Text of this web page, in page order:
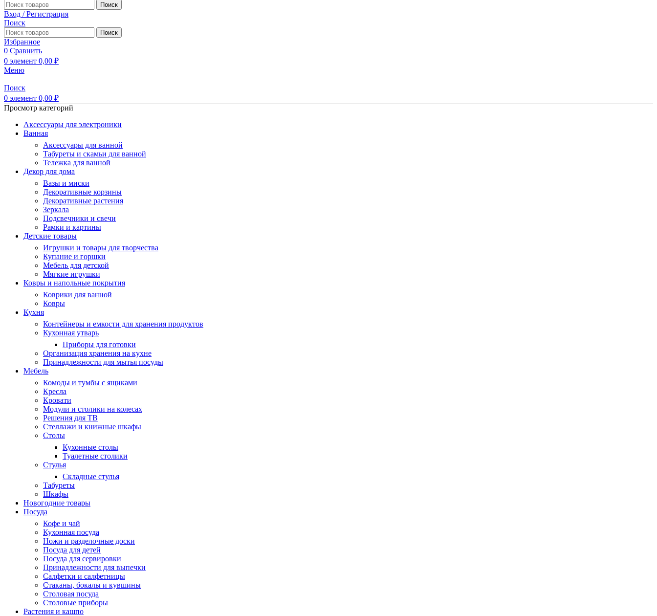
Поиск
Вход / Регистрация
Поиск
Поиск
Избранное
0 Сравнить
0 элемент 0,00 ₽
Меню
Поиск
0 элемент 0,00 ₽
Просмотр категорий
Аксессуары для электроники
Ванная
Аксессуары для ванной
Табуреты и скамьи для ванной
Тележка для ванной
Декор для дома
Вазы и миски
Декоративные корзины
Декоративные растения
Зеркала
Подсвечники и свечи
Рамки и картины
Детские товары
Игрушки и товары для творчества
Купание и горшки
Мебель для детской
Мягкие игрушки
Ковры и напольные покрытия
Коврики для ванной
Ковры
Кухня
Контейнеры и емкости для хранения продуктов
Кухонная утварь
Приборы для готовки
Организация хранения на кухне
Принадлежности для мытья посуды
Мебель
Комоды и тумбы с ящиками
Кресла
Кровати
Модули и столики на колесах
Решения для ТВ
Стеллажи и книжные шкафы
Столы
Кухонные столы
Туалетные столики
Стулья
Складные стулья
Табуреты
Шкафы
Новогодние товары
Посуда
Кофе и чай
Кухонная посуда
Ножи и разделочные доски
Посуда для детей
Посуда для сервировки
Принадлежности для выпечки
Салфетки и салфетницы
Стаканы, бокалы и кувшины
Столовая посуда
Столовые приборы
Растения и кашпо